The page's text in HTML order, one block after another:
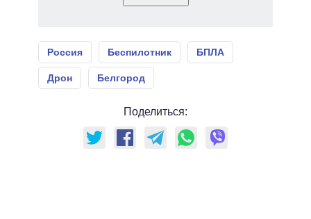
Россия Беспилотник БПЛА
Дрон Белгород
Поделиться: